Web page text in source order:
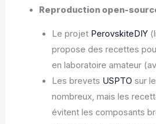
Reproduction open-
Le projet PerovskiteDIY
propose des recettes
en laboratoire amateur
Les brevets USPTO sur
nombreux, mais les
évitent les composants